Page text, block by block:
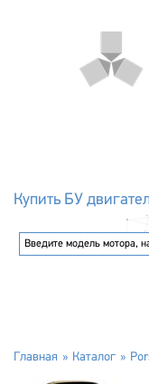
Купить БУ
Главная Каталог